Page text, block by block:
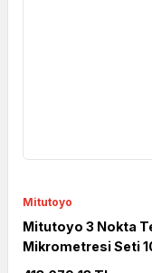
Mitutoyo
Mitutoyo 3 Nokta
Mikrometresi Seti